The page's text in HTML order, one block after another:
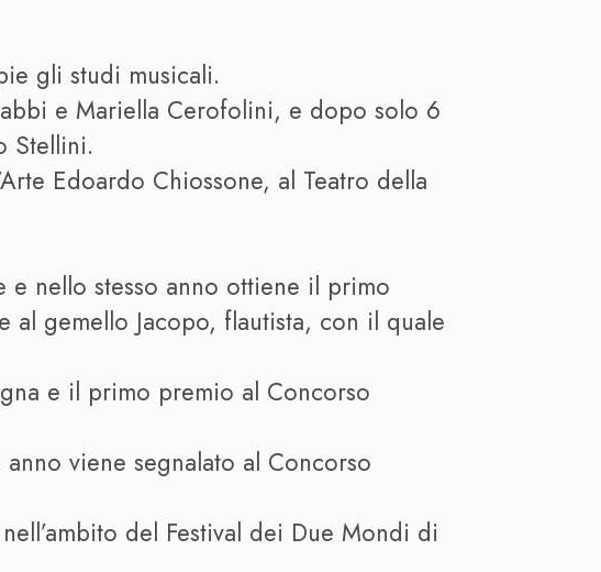
gli studi musicali.
e Mariella Cerofolini, e dopo solo 6
Stellini.
Edoardo Chiossone, al Teatro della
nello stesso anno ottiene il primo
al gemello Jacopo, flautista, con il quale
e il primo premio al Concorso
viene segnalato al Concorso
del Festival dei Due Mondi di